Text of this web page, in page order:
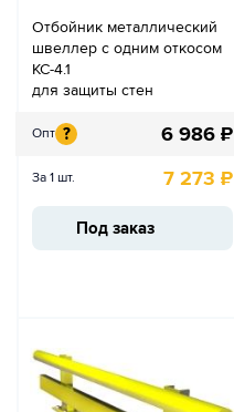
Отбойник металлический
швеллер с одним откосом
КС-4.1
для защиты стен
Опт ? 6 986 ₽
За 1 шт. 7 273 ₽
Под заказ